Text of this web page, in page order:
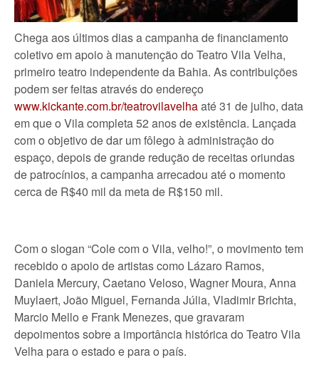
Chega aos últimos dias a campanha de financiamento
coletivo em apoio à manutenção do Teatro Vila Velha,
primeiro teatro independente da Bahia. As contribuições
podem ser feitas através do endereço
www.kickante.com.br/teatrovilavelhaaté 31 de julho, data
em que o Vila completa 52 anos de existência. Lançada
com o objetivo de dar um fôlego à administração do
espaço, depois de grande redução de receitas oriundas
de patrocínios, a campanha arrecadou até o momento
cerca de R$40 mil da meta de R$150 mil.
Com o slogan “Cole com o Vila, velho!”, o movimento tem
recebido o apoio de artistas como Lázaro Ramos,
Daniela Mercury, Caetano Veloso, Wagner Moura, Anna
Muylaert, João Miguel, Fernanda Júlia, Vladimir Brichta,
Marcio Mello e Frank Menezes, que gravaram
depoimentos sobre a importância histórica do Teatro Vila
Velha para o estado e para o país.